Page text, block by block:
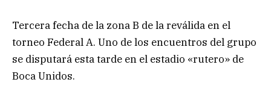
Tercera fecha de la zona B de la reválida en el
torneo Federal A. Uno de los encuentros del grupo
se disputará esta tarde en el estadio «rutero» de
Boca Unidos.